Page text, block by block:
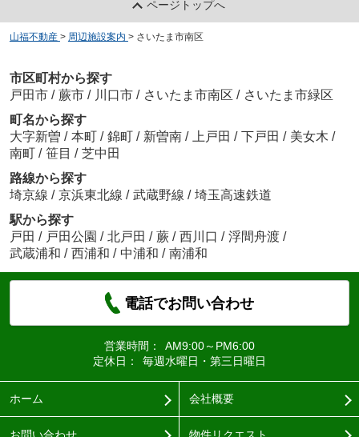
ページトップへ
山福不動産 > 周辺施設案内 > さいたま市南区
市区町村から探す
戸田市 / 蕨市 / 川口市 / さいたま市南区 / さいたま市緑区
町名から探す
大字新曽 / 本町 / 錦町 / 新曽南 / 上戸田 / 下戸田 / 美女木 /
南町 / 笹目 / 芝中田
路線から探す
埼京線 / 京浜東北線 / 武蔵野線 / 埼玉高速鉄道
駅から探す
戸田 / 戸田公園 / 北戸田 / 蕨 / 西川口 / 浮間舟渡 /
武蔵浦和 / 西浦和 / 中浦和 / 南浦和
電話でお問い合わせ
営業時間：
AM9:00～PM6:00
定休日：
毎週水曜日・第三日曜日
ホーム 会社概要
お問い合わせ 物件リクエスト